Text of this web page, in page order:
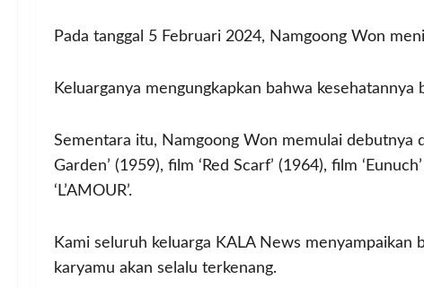
Pada tanggal 5 Februari 2024, Namgoong Won
Keluarganya mengungkapkan bahwa
Sementara itu, Namgoong Won memulai debutnya
Garden’ (1959), film ‘Red Scarf’ (1964), film
‘L’AMOUR’.
Kami seluruh keluarga KALA News menyampaikan
karyamu akan selalu terkenang.